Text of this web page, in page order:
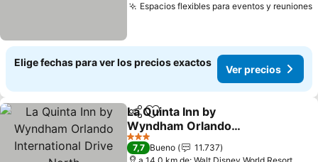
Espacios flexibles para eventos y reuniones
Elige fechas para ver los precios exactos
Ver precios
CompartirAgregar a favoritos
La Quinta Inn by
Wyndham Orlando
International Drive North
Ver precios
3 Estrellas
7,7 Bueno
11.737